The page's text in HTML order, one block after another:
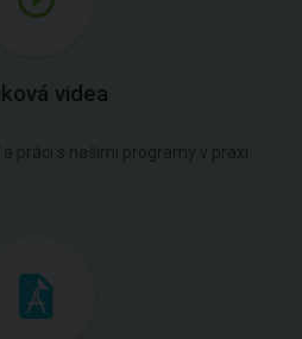
videa
práci s našimi programy v praxi.